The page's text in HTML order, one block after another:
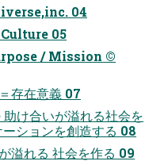
04
05
/ Mission ©︎
存在意義 07
け合いが溢れる社会を
ションを創造する 08
れる 社会を作る 09